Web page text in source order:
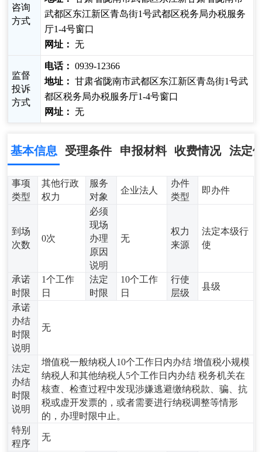
咨询
方式
武都区东江新区青岛街1号武都区税务局办税服务
厅1-4号窗口
网址： 无
监督
投诉
方式
电话： 0939-12366
地址： 甘肃省陇南市武都区东江新区青岛街1号武
都区税务局办税服务厅1-4号窗口
网址： 无
基本信息 受理条件 申报材料 收费情况 法定
事项
类型
其他行政
权力
服务
对象
企业法人
办件
类型
即办件
到场
次数
0次
必须
现场
办理
原因
说明
无
权力
来源
法定本级行
使
承诺
时限
1个工作
日
法定
时限
10个工作
日
行使
层级
县级
承诺
办结
时限
说明
无
法定
办结
时限
说明
增值税一般纳税人10个工作日内办结 增值税小规模
纳税人和其他纳税人5个工作日内办结 税务机关在
核查、检查过程中发现涉嫌逃避缴纳税款、骗、抗
税或虚开发票的，或者需要进行纳税调整等情形
的，办理时限中止。
特别
程序
无